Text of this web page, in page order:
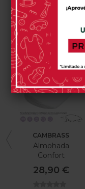
CAMBRASS
Almohada
Confort
Minicuna De
CAMBRASS
28,90 €